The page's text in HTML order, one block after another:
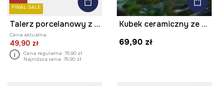
FINAL SALE
Talerz porcelanowy z ozdobnym wzorem
Cena aktualna:
49,90 zł
Cena regularna: 79,90 zł
Najniższa cena: 79,90 zł
Kubek ceramiczny ze zwierzęcym motywem
69,90 zł